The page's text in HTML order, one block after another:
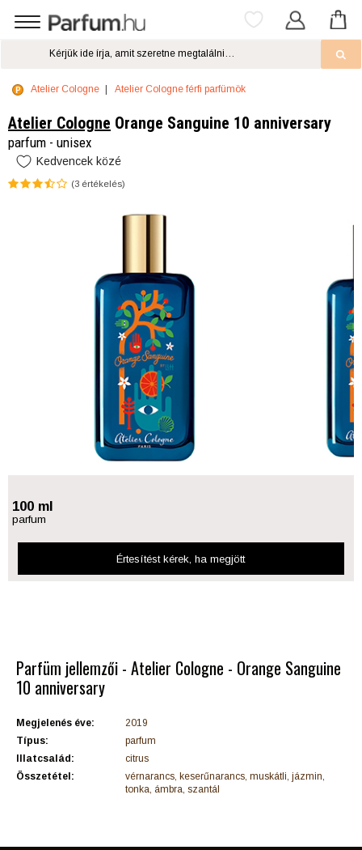
Atelier Cologne Atelier Cologne férfi parfümök
Atelier Cologne Orange Sanguine 10 anniversary
parfum - unisex
Kedvencek közé
(3 értékelés)
100 ml
parfum
Értesítést kérek, ha megjött
Parfüm jellemzői - Atelier Cologne - Orange Sanguine
10 anniversary
Megjelenés éve:
2019
Típus:
parfum
Illatcsalád:
citrus
Összetétel:
vérnarancs, keserűnarancs, muskátli, jázmin,
tonka, ámbra, szantál